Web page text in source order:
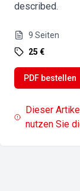
described.
9 Seiten
25 €
PDF bestellen
Dieser
nutzen Sie